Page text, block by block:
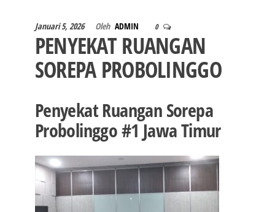
Januari 5, 2026 Oleh ADMIN 0
PENYEKAT RUANGAN
SOREPA PROBOLINGGO
Penyekat Ruangan Sorepa
Probolinggo #1 Jawa Timur